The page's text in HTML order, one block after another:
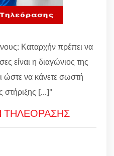
Καταρχήν πρέπει να
είναι η διαγώνιος της
ώστε να κάνετε σωστή
στήριξης [...]"
ΤΗΛΕΟΡΑΣΗΣ